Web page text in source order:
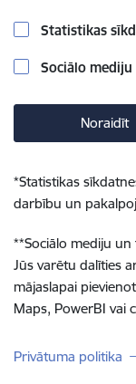
Statistikas
Sociālo
Noraidīt
*Statistikas
darbību un
**Sociālo mediju
Jūs varētu dalīties
mājaslapai
Maps, PowerBI vai
Privātuma politika